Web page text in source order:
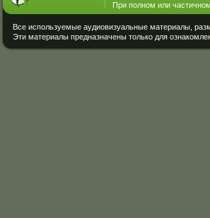
При полном или
Все используемые аудиовизуальные материалы,
Эти материалы предназначены только для